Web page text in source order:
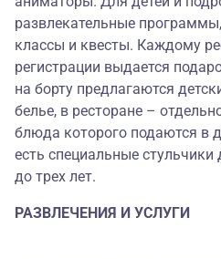
развлекательные
классы и квесты. Каждому
регистрации выдается
на борту предлагаются
белье, в ресторане –
блюда которого подаются в
есть специальные
до трех лет.
РАЗВЛЕЧЕНИЯ И УСЛУГИ